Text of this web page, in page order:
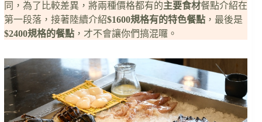
同，為了比較差異，將兩種價格都有的主要食材餐點介紹在
第一段落，接著陸續介紹$1600規格有的特色餐點 ，最後是
$2400規格的餐點 ，才不會讓你們搞混囉。